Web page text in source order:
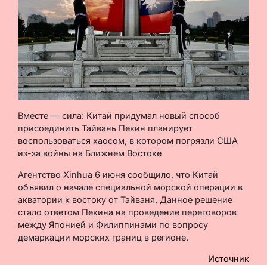
Вместе — сила: Китай придумал новый способ
присоединить Тайвань Пекин планирует
воспользоваться хаосом, в котором погрязли США
из-за войны на Ближнем Востоке
Агентство Xinhua 6 июня сообщило, что Китай
объявил о начале специальной морской операции в
акватории к востоку от Тайваня. Данное решение
стало ответом Пекина на проведение переговоров
между Японией и Филиппинами по вопросу
демаркации морских границ в регионе.
Источник